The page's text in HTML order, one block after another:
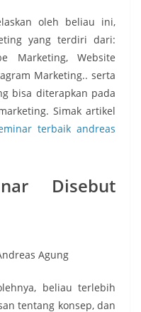
oleh beliau ini,
yang terdiri dari:
Marketing, Website
Marketing.. serta
bisa diterapkan pada
Simak artikel
terbaik andreas
Disebut
beliau terlebih
tentang konsep, dan